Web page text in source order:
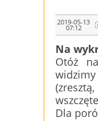
2019-05-13
07:12
Na
Otóż
Dla